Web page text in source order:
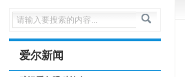
爱尔新闻